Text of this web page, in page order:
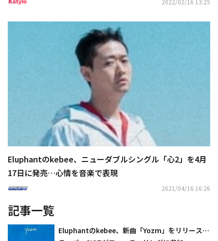
2022/02/16 13:25
Eluphantのkebee、ニューダブルシングル「心2」を4月
17日に発売…心情を音楽で表現
2021/04/16 16:26
記事一覧
Eluphantのkebee、新曲「Yozm」をリリース…